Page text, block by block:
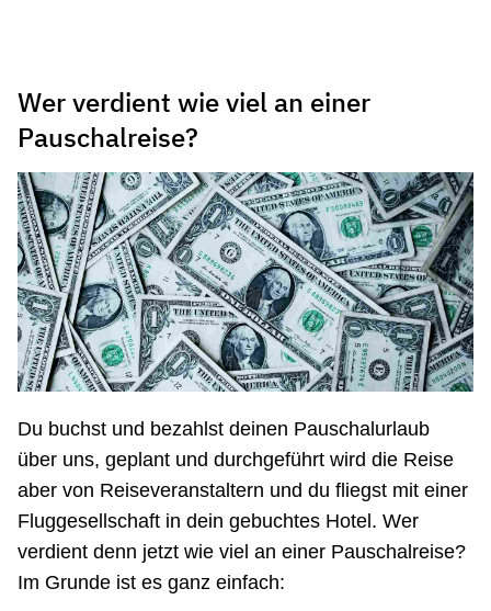
Wer verdient wie viel an einer
Pauschalreise?
Du buchst und bezahlst deinen Pauschalurlaub
über uns, geplant und durchgeführt wird die Reise
aber von Reiseveranstaltern und du fliegst mit einer
Fluggesellschaft in dein gebuchtes Hotel. Wer
verdient denn jetzt wie viel an einer Pauschalreise?
Im Grunde ist es ganz einfach: